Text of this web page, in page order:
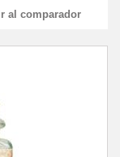
al comparador